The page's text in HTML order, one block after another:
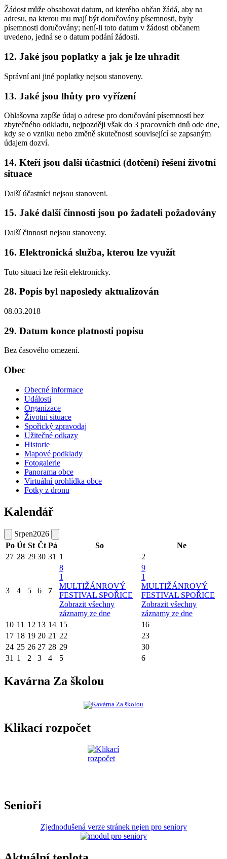
Žádost může obsahovat datum, od kterého občan žádá, aby na
adresu, na kterou mu mají být doručovány písemnosti, byly
písemnosti doručovány; není-li toto datum v žádosti občanem
uvedeno, jedná se o datum podání žádosti.
12. Jaké jsou poplatky a jak je lze uhradit
Správní ani jiné poplatky nejsou stanoveny.
13. Jaké jsou lhůty pro vyřízení
Ohlašovna zapíše údaj o adrese pro doručování písemností bez
zbytečného odkladu, nejpozději však do 3 pracovních dnů ode dne,
kdy se o vzniku nebo změně skutečnosti související se zapsaným
údajem dozví.
14. Kteří jsou další účastníci (dotčení) řešení životní
situace
Další účastníci nejsou stanoveni.
15. Jaké další činnosti jsou po žadateli požadovány
Další činnosti nejsou stanoveny.
16. Elektronická služba, kterou lze využít
Tuto situaci lze řešit elektronicky.
28. Popis byl naposledy aktualizován
08.03.2018
29. Datum konce platnosti popisu
Bez časového omezení.
Obec
Obecné informace
Události
Organizace
Životní situace
Spořický zpravodaj
Užitečné odkazy
Historie
Mapové podklady
Fotogalerie
Panorama obce
Virtuální prohlídka obce
Fotky z dronu
Kalendář
Srpen2026
Po Út St Čt Pá So
Ne
27 28 29 30 31 1 2
3 4 5 6 7
8
1
MULTIŽÁNROVÝ
FESTIVAL SPOŘICE
Zobrazit všechny
záznamy ze dne
9
1
MULTIŽÁNROVÝ
FESTIVAL SPOŘICE
Zobrazit všechny
záznamy ze dne
10 11 12 13 14 15
16
17 18 19 20 21 22
23
24 25 26 27 28 29
30
31 1 2 3 4 5 6
Kavárna Za školou
Klikací rozpočet
Senioři
Zjednodušená verze stránek nejen pro seniory